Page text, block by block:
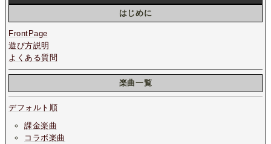
はじめに
FrontPage
遊び方説明
よくある質問
楽曲一覧
デフォルト順
課金楽曲
コラボ楽曲